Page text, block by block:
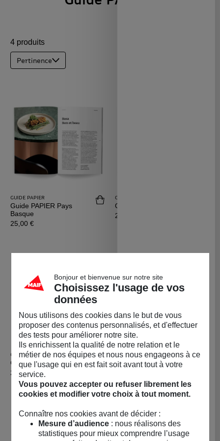
4 produits
Pertinence
GUIDE PAPIER
Guide PAPIER Pays
Basque
Prix
25,00 €
Acheter Guide PAPIER Pays Basque
GUIDE PAPIER
Guide PAPIER Provence
Prix
25,00 €
GUIDE PAPIER
Guide PAPIER Landes
Prix
25,00 €
Acheter Guide PAPIER Landes
GUIDE PAPIER
Guide PAPIER Bassin
Prix
25,00 €
LA BOUTIQUE
Permanente
Bonjour et bienvenue sur notre site
Choisissez l'usage de vos
données
Nous utilisons des cookies dans le but de vous
proposer des contenus personnalisés, et d'effectuer
des tests pour améliorer notre site.
Ils enrichissent la qualité de notre relation et le
métier de nos équipes et nous nous engageons à ce
que l'usage qui en est fait soit avant tout à votre
service.
Vous pouvez accepter ou refuser librement les
cookies et modifier votre choix à tout moment.
Connaître nos cookies avant de décider :
Mesure d’audience: nous réalisons des
statistiques pour mieux comprendre l’usage